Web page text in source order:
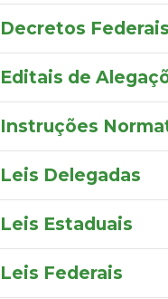
Decretos Federais
Editais de
Instruções
Leis Delegadas
Leis Estaduais
Leis Federais